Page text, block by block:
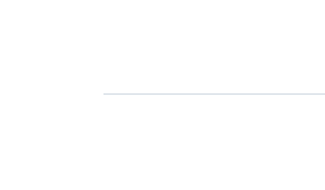
dell'acqua per veicoli